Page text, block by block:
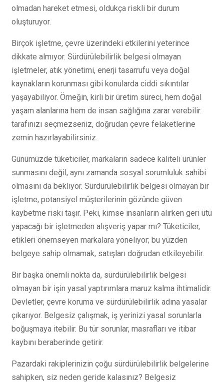
olmadan hareket etmesi, oldukça riskli bir durum
oluşturuyor.
Birçok işletme, çevre üzerindeki etkilerini yeterince
dikkate almıyor. Sürdürülebilirlik belgesi olmayan
işletmeler, atık yönetimi, enerji tasarrufu veya doğal
kaynakların korunması gibi konularda ciddi sıkıntılar
yaşayabiliyor. Örneğin, kirli bir üretim süreci, hem doğal
yaşam alanlarına hem de insan sağlığına zarar verebilir.
tarafınızı seçmezseniz, doğrudan çevre felaketlerine
zemin hazırlayabilirsiniz.
Günümüzde tüketiciler, markaların sadece kaliteli ürünler
sunmasını değil, aynı zamanda sosyal sorumluluk sahibi
olmasını da bekliyor. Sürdürülebilirlik belgesi olmayan bir
işletme, potansiyel müşterilerinin gözünde güven
kaybetme riski taşır. Peki, kimse insanların alırken geri ütü
yapacağı bir işletmeden alışveriş yapar mı? Tüketiciler,
etikleri önemseyen markalara yöneliyor; bu yüzden
belgeye sahip olmamak, satışları doğrudan etkileyebilir.
Bir başka önemli nokta da, sürdürülebilirlik belgesi
olmayan bir işin yasal yaptırımlara maruz kalma ihtimalidir.
Devletler, çevre koruma ve sürdürülebilirlik adına yasalar
çıkarıyor. Belgesiz çalışmak, iş yerinizi yasal sorunlarla
boğuşmaya itebilir. Bu tür sorunlar, masrafları ve itibar
kaybını beraberinde getirir.
Pazardaki rakiplerinizin çoğu sürdürülebilirlik belgelerine
sahipken, siz neden geride kalasınız? Belgesiz